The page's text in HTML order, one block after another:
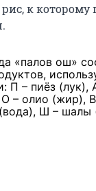
рис, к
«палов ош»
П – пиёз (лук),
– олио (жир),
(вода), Ш – шалы